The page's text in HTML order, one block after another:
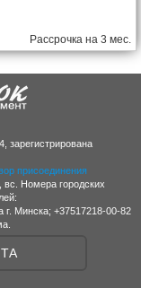
Рассрочка на 3 мес.
присоединения
вс. Номера городских
г. Минска; +37517218-00-82